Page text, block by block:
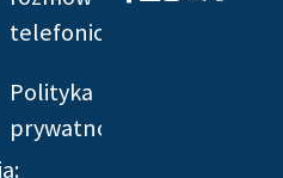
telefonicznych
Polityka
prywatności
f